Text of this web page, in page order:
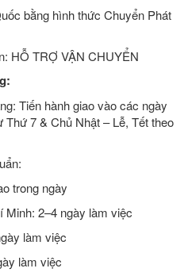
bằng hình thức Chuyển Phát
HỖ TRỢ VẬN CHUYỂN
Tiến hành giao vào các ngày
7 & Chủ Nhật – Lễ, Tết theo
trong ngày
2–4 ngày làm việc
làm việc
làm việc